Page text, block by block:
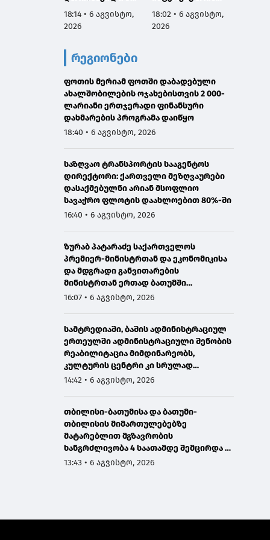
აგვისტოს
ნამდვილად
რამდენიმე კვირით
ადრე დაგეგმილ
გამოკვლევაზე
18:14 • 6 აგვისტო,
2026
სამარცხვინო
სადაც აფხაზებს
18:02 • 6 აგვისტო,
2026
რეგიონები
ფოთის მერიამ ფოთში დაბადებული
ახალშობილების ოჯახებისთვის 2 000-
ლარიანი ერთჯერადი ფინანსური
დახმარების პროგრამა დაიწყო
18:40 • 6 აგვისტო, 2026
საზღვაო ტრანსპორტის სააგენტოს
დირექტორი: ქართველი მეზღვაურები
დასაქმებულნი არიან მსოფლიო
სავაჭრო ფლოტის დაახლოებით 80%-ში
16:40 • 6 აგვისტო, 2026
ზურაბ პატარაძე საქართველოს
პრემიერ-მინისტრთან და ეკონომიკისა
და მდგრადი განვითარების
მინისტრთან ერთად ბათუმში
მნიშვნელოვან ინფრასტრუქტურულ
16:07 • 6 აგვისტო, 2026
სამტრედიაში, ბაშის ადმინისტრაციულ
ერთეულში ადმინისტრაციული შენობის
რეაბილიტაცია მიმდინარეობს,
კულტურის ცენტრი კი სრულად
განახლდა
14:42 • 6 აგვისტო, 2026
თბილისი-ბათუმისა და ბათუმი-
თბილისის მიმართულებებზე
მატარებლით მგზავრობის
ხანგრძლივობა 4 საათამდე შემცირდა -
თბილისი-ბათუმი-თბილისის
13:43 • 6 აგვისტო, 2026